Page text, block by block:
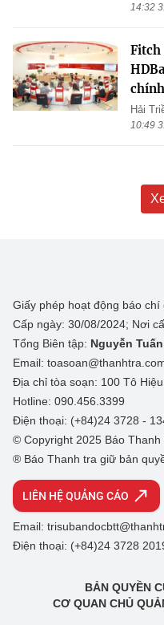
14:32
Fitch
Hải
10:49
Giấy phép hoạt động báo
Cấp ngày: 30/08/2024; Nơi
Tổng Biên tập: Nguyễn
Email:
Địa chỉ tòa soạn: 100 Tô
Hotline: 090.456.3399
Điện thoại: (+84)24 3728 -
© Copyright 2025 Báo Thanh
® Báo Thanh tra giữ bản
LIÊN HỆ QUẢNG CÁO
Email:
Điện thoại: (+84)24 3728
BẢN QUYỀN
CƠ QUAN CHỦ